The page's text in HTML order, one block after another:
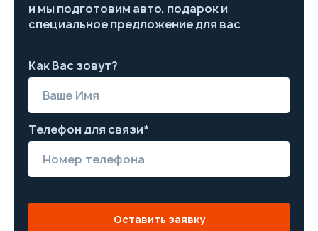
и мы подготовим авто, подарок и
специальное предложение для вас
Как Вас зовут?
Телефон для связи*
Оставить заявку